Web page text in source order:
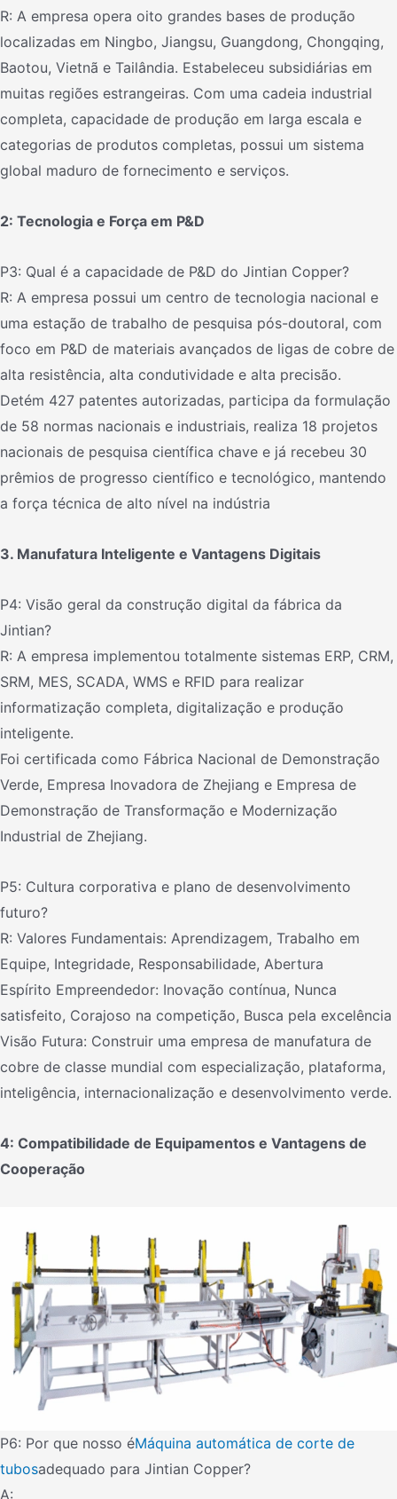
R: A empresa opera oito grandes bases de produção
localizadas em Ningbo, Jiangsu, Guangdong, Chongqing,
Baotou, Vietnã e Tailândia. Estabeleceu subsidiárias em
muitas regiões estrangeiras. Com uma cadeia industrial
completa, capacidade de produção em larga escala e
categorias de produtos completas, possui um sistema
global maduro de fornecimento e serviços.
2: Tecnologia e Força em P&D
P3: Qual é a capacidade de P&D do Jintian Copper?
R: A empresa possui um centro de tecnologia nacional e
uma estação de trabalho de pesquisa pós-doutoral, com
foco em P&D de materiais avançados de ligas de cobre de
alta resistência, alta condutividade e alta precisão.
Detém 427 patentes autorizadas, participa da formulação
de 58 normas nacionais e industriais, realiza 18 projetos
nacionais de pesquisa científica chave e já recebeu 30
prêmios de progresso científico e tecnológico, mantendo
a força técnica de alto nível na indústria
3. Manufatura Inteligente e Vantagens Digitais
P4: Visão geral da construção digital da fábrica da
Jintian?
R: A empresa implementou totalmente sistemas ERP, CRM,
SRM, MES, SCADA, WMS e RFID para realizar
informatização completa, digitalização e produção
inteligente.
Foi certificada como Fábrica Nacional de Demonstração
Verde, Empresa Inovadora de Zhejiang e Empresa de
Demonstração de Transformação e Modernização
Industrial de Zhejiang.
P5: Cultura corporativa e plano de desenvolvimento
futuro?
R: Valores Fundamentais: Aprendizagem, Trabalho em
Equipe, Integridade, Responsabilidade, Abertura
Espírito Empreendedor: Inovação contínua, Nunca
satisfeito, Corajoso na competição, Busca pela excelência
Visão Futura: Construir uma empresa de manufatura de
cobre de classe mundial com especialização, plataforma,
inteligência, internacionalização e desenvolvimento verde.
4: Compatibilidade de Equipamentos e Vantagens de
Cooperação
P6: Por que nosso éMáquina automática de corte de
tubosadequado para Jintian Copper?
A: